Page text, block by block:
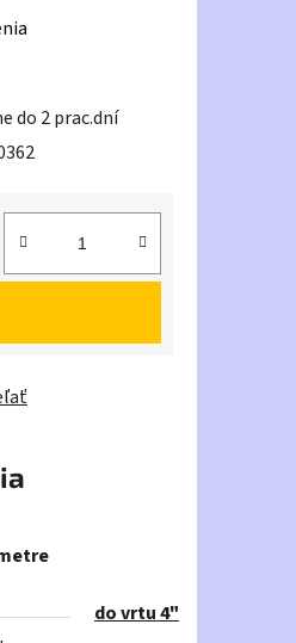
do 2 prac.dní
do vrtu 4"